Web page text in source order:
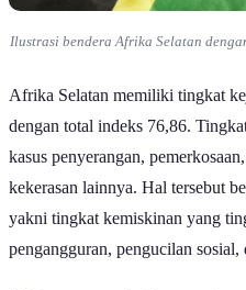
Ilustrasi bendera Afrika Selatan
Afrika Selatan memiliki tingkat
dengan total indeks 76,86.
kasus penyerangan,
kekerasan lainnya. Hal tersebut
yakni tingkat kemiskinan yang
pengangguran, pengucilan sosial,